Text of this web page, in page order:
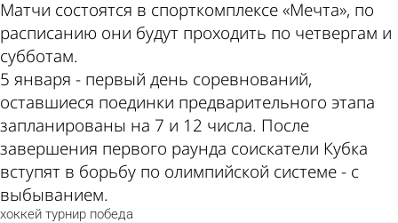
Матчи состоятся в спорткомплексе «Мечта», по
расписанию они будут проходить по четвергам и
субботам.
5 января - первый день соревнований,
оставшиеся поединки предварительного этапа
запланированы на 7 и 12 числа. После
завершения первого раунда соискатели Кубка
вступят в борьбу по олимпийской системе - с
выбыванием.
хоккей турнир победа